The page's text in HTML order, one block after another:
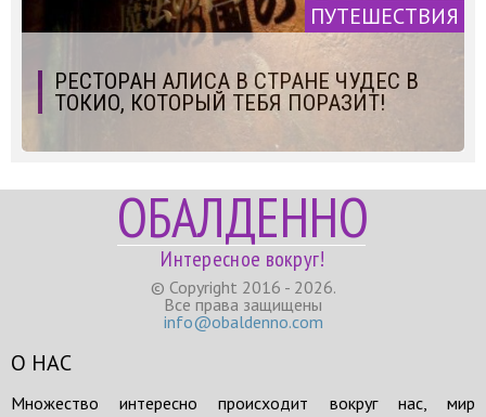
ПУТЕШЕСТВИЯ
РЕСТОРАН АЛИСА В СТРАНЕ ЧУДЕС В
ТОКИО, КОТОРЫЙ ТЕБЯ ПОРАЗИТ!
ОБАЛДЕННО
Интересное вокруг!
© Copyright 2016 - 2026.
Все права защищены
info@obaldenno.com
О НАС
Множество интересно происходит вокруг нас, мир